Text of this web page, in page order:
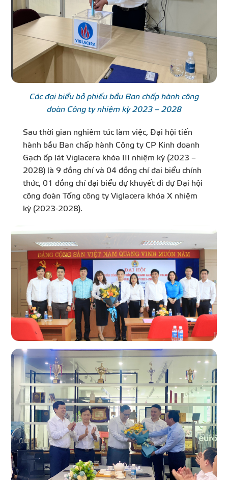
Các đại biểu bỏ phiếu bầu Ban chấp hành công
đoàn Công ty nhiệm kỳ 2023 – 2028
Sau thời gian nghiêm túc làm việc, Đại hội tiến
hành bầu Ban chấp hành Công ty CP Kinh doanh
Gạch ốp lát Viglacera khóa III nhiệm kỳ (2023 –
2028) là 9 đồng chí và 04 đồng chí đại biểu chính
thức, 01 đồng chí đại biểu dự khuyết đi dự Đại hội
công đoàn Tổng công ty Viglacera khóa X nhiệm
kỳ (2023-2028).